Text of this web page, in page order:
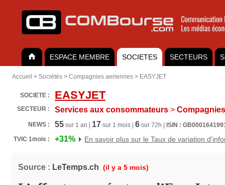
ESPACE MEMBRE SOCIETES SECTEURS
Accueil > Sociétés > Compagnies aeriennes > EASYJET
SOCIETE : EASYJET
SECTEUR : Services aux consommateurs >
NEWS : 55 sur 1 an | 17 sur 1 mois | 6 sur 72h |
ISIN :
TVIC 1mois :
+31% En savoir plus sur le Taux de variation
Source : LeTemps.ch (il y a 5 mois)